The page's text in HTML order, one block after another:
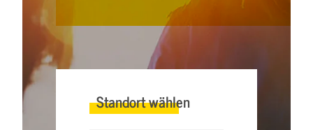
Standort wählen